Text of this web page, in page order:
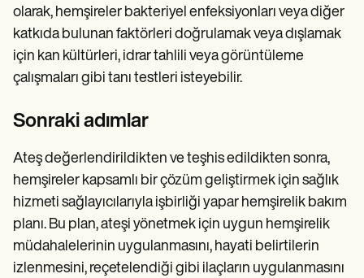
olarak, hemşireler bakteriyel enfeksiyonları veya diğer
katkıda bulunan faktörleri doğrulamak veya dışlamak
için kan kültürleri, idrar tahlili veya görüntüleme
çalışmaları gibi tanı testleri isteyebilir.
Sonraki adımlar
Ateş değerlendirildikten ve teşhis edildikten sonra,
hemşireler kapsamlı bir çözüm geliştirmek için sağlık
hizmeti sağlayıcılarıyla işbirliği yapar hemşirelik bakım
planı. Bu plan, ateşi yönetmek için uygun hemşirelik
müdahalelerinin uygulanmasını, hayati belirtilerin
izlenmesini, reçetelendiği gibi ilaçların uygulanmasını